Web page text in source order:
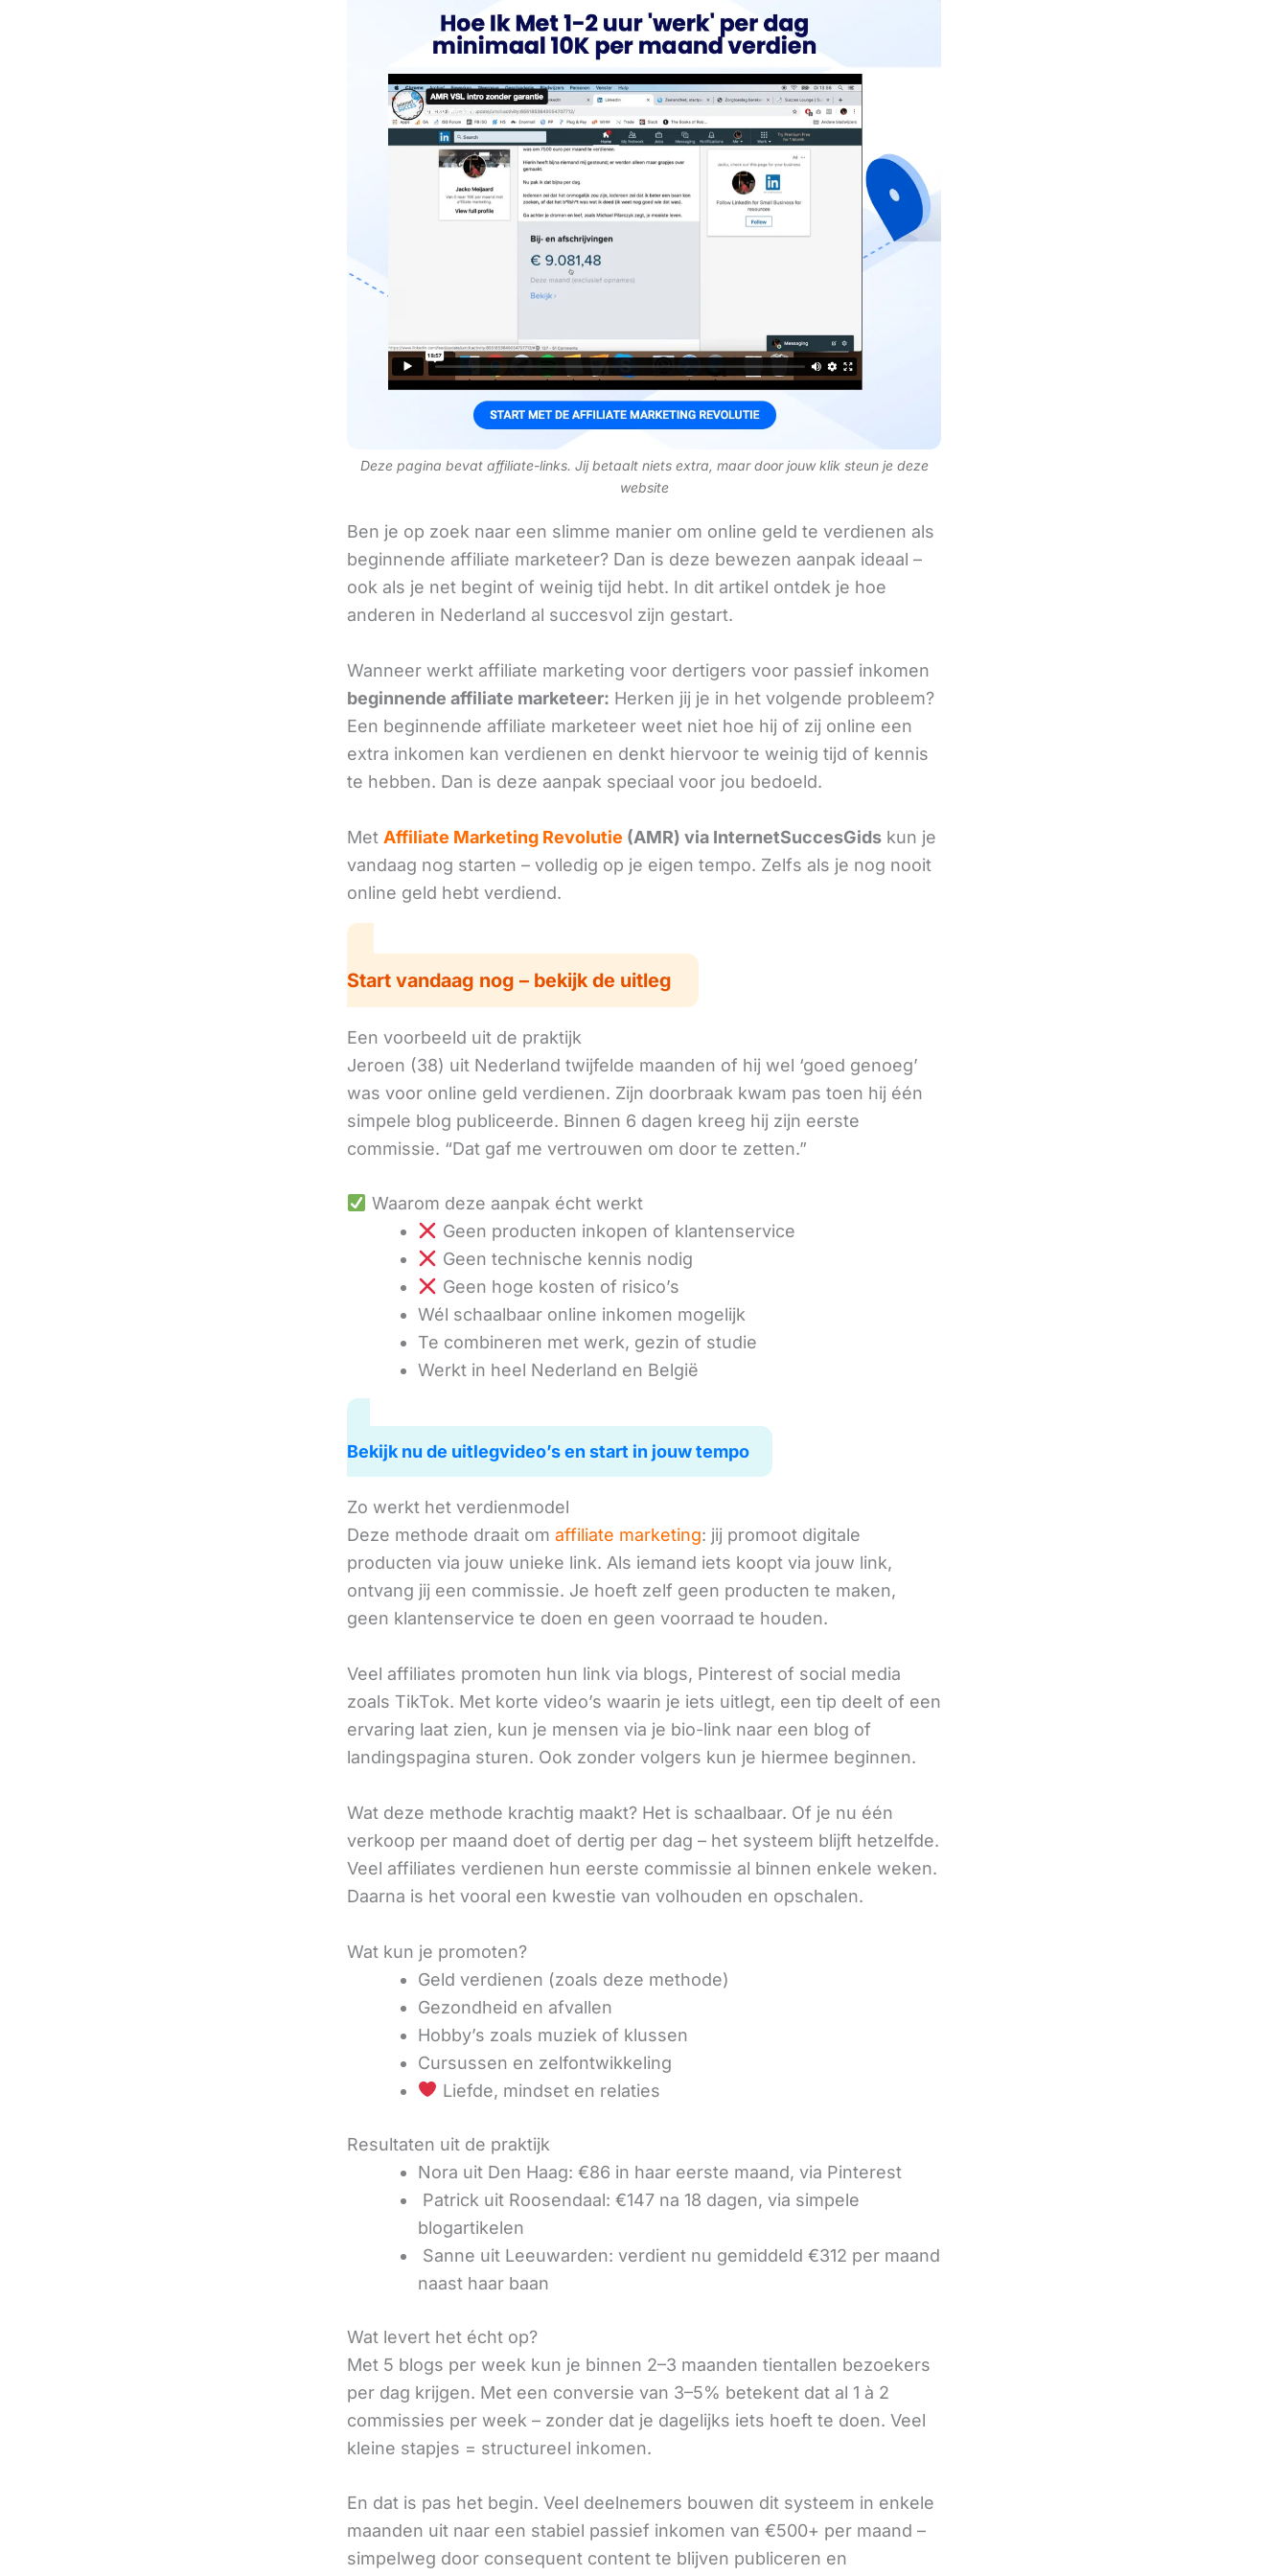
Deze pagina bevat affiliate-links. Jij betaalt niets extra, maar door jouw klik steun je deze
website
Ben je op zoek naar een slimme manier om online geld te verdienen als
beginnende affiliate marketeer? Dan is deze bewezen aanpak ideaal –
ook als je net begint of weinig tijd hebt. In dit artikel ontdek je hoe
anderen in Nederland al succesvol zijn gestart.
Wanneer werkt affiliate marketing voor dertigers voor passief inkomen
beginnende affiliate marketeer: Herken jij je in het volgende probleem?
Een beginnende affiliate marketeer weet niet hoe hij of zij online een
extra inkomen kan verdienen en denkt hiervoor te weinig tijd of kennis
te hebben. Dan is deze aanpak speciaal voor jou bedoeld.
Met Affiliate Marketing Revolutie (AMR) via InternetSuccesGids kun je
vandaag nog starten – volledig op je eigen tempo. Zelfs als je nog nooit
online geld hebt verdiend.
Start vandaag nog – bekijk de uitleg
Een voorbeeld uit de praktijk
Jeroen (38) uit Nederland twijfelde maanden of hij wel ‘goed genoeg’
was voor online geld verdienen. Zijn doorbraak kwam pas toen hij één
simpele blog publiceerde. Binnen 6 dagen kreeg hij zijn eerste
commissie. “Dat gaf me vertrouwen om door te zetten.”
Waarom deze aanpak écht werkt
Geen producten inkopen of klantenservice
Geen technische kennis nodig
Geen hoge kosten of risico’s
Wél schaalbaar online inkomen mogelijk
Te combineren met werk, gezin of studie
Werkt in heel Nederland en België
Bekijk nu de uitlegvideo’s en start in jouw tempo
Zo werkt het verdienmodel
Deze methode draait om affiliate marketing: jij promoot digitale
producten via jouw unieke link. Als iemand iets koopt via jouw link,
ontvang jij een commissie. Je hoeft zelf geen producten te maken,
geen klantenservice te doen en geen voorraad te houden.
Veel affiliates promoten hun link via blogs, Pinterest of social media
zoals TikTok. Met korte video’s waarin je iets uitlegt, een tip deelt of een
ervaring laat zien, kun je mensen via je bio-link naar een blog of
landingspagina sturen. Ook zonder volgers kun je hiermee beginnen.
Wat deze methode krachtig maakt? Het is schaalbaar. Of je nu één
verkoop per maand doet of dertig per dag – het systeem blijft hetzelfde.
Veel affiliates verdienen hun eerste commissie al binnen enkele weken.
Daarna is het vooral een kwestie van volhouden en opschalen.
Wat kun je promoten?
Geld verdienen (zoals deze methode)
Gezondheid en afvallen
Hobby’s zoals muziek of klussen
Cursussen en zelfontwikkeling
Liefde, mindset en relaties
Resultaten uit de praktijk
Nora uit Den Haag: €86 in haar eerste maand, via Pinterest
‍ Patrick uit Roosendaal: €147 na 18 dagen, via simpele
blogartikelen
‍ Sanne uit Leeuwarden: verdient nu gemiddeld €312 per maand
naast haar baan
Wat levert het écht op?
Met 5 blogs per week kun je binnen 2–3 maanden tientallen bezoekers
per dag krijgen. Met een conversie van 3–5% betekent dat al 1 à 2
commissies per week – zonder dat je dagelijks iets hoeft te doen. Veel
kleine stapjes = structureel inkomen.
En dat is pas het begin. Veel deelnemers bouwen dit systeem in enkele
maanden uit naar een stabiel passief inkomen van €500+ per maand –
simpelweg door consequent content te blijven publiceren en